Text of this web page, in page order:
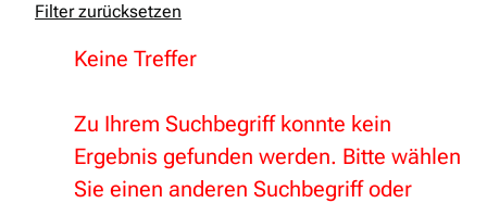
Filter zurücksetzen
Keine Treffer
Zu Ihrem Suchbegriff konnte kein
Ergebnis gefunden werden. Bitte wählen
Sie einen anderen Suchbegriff oder